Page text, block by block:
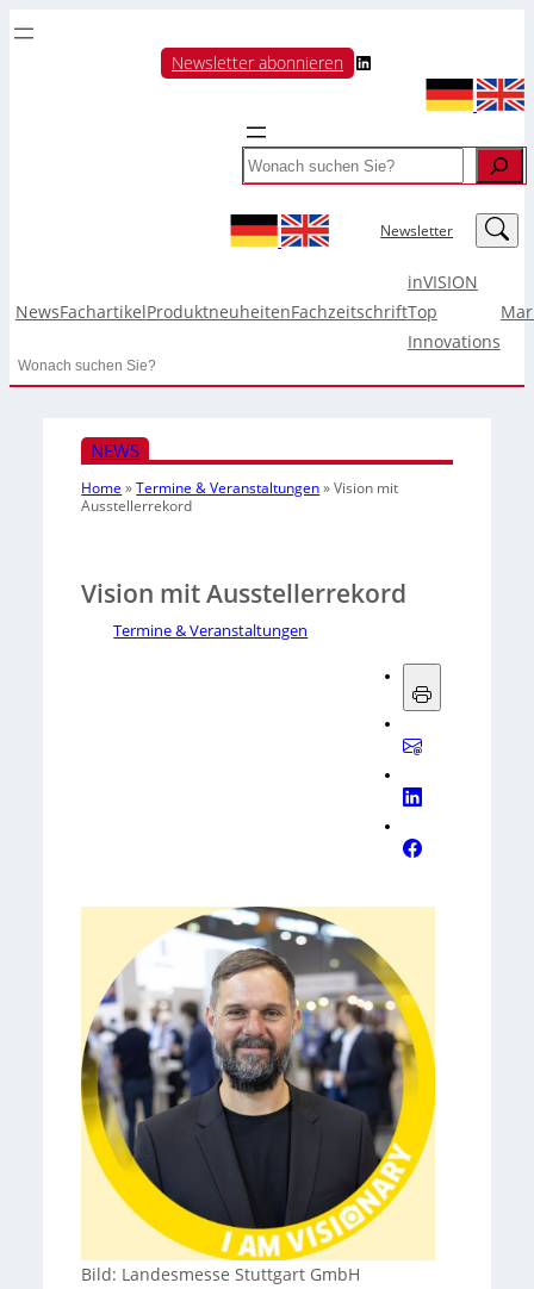
Newsletter abonnieren LinkedIn
Search
Newsletter LinkedIn
NewsFachartikelProduktneuheitenFachzeitschrift
inVISION
Top
Innovations
Search
NEWS
Home »Termine & Veranstaltungen»Vision mit
Ausstellerrekord
Vision mit Ausstellerrekord
Termine & Veranstaltungen
Bild: Landesmesse Stuttgart GmbH